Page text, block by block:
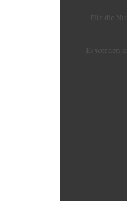
Für die
Es werden